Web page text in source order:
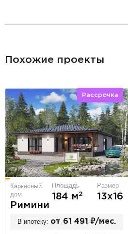
Похожие проекты
Рассрочка
Каркасный
дом
Римини
Площадь
184 м2
Размер
13х16
В ипотеку: от 61 491 ₽/мес.